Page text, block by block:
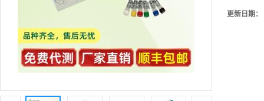
更新日期：